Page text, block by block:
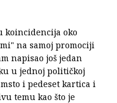
koincidencija oko
na samoj promociji
napisao još jedan
u jednoj političkoj
i pedeset kartica i
temu kao što je